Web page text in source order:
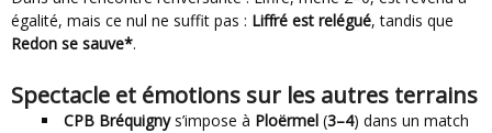
égalité, mais ce nul ne suffit pas : Liffré est relégué, tandis que
Redon se sauve*.
Spectacle et émotions sur les autres terrains
CPB Bréquignys’impose à Ploërmel (3–4) dans un match